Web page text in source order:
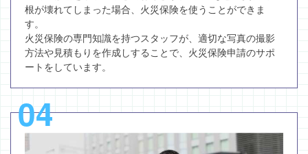
根が壊れてしまった場合、火災保険を使うことができま
す。
火災保険の専門知識を持つスタッフが、適切な写真の撮影
方法や見積もりを作成しすることで、火災保険申請のサポ
ートをしています。
04